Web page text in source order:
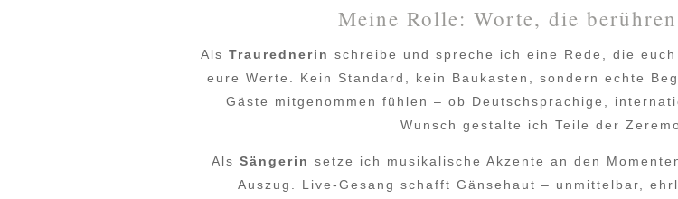
Meine Rolle: Worte, die
Als Traurednerin schreibe und spreche ich eine Rede, die
eure Werte. Kein Standard, kein Baukasten, sondern echte
Gäste mitgenommen fühlen – ob Deutschsprachige,
Wunsch gestalte ich Teile der
Als Sängerin setze ich musikalische Akzente an den
Auszug. Live-Gesang schafft Gänsehaut – unmittelbar,